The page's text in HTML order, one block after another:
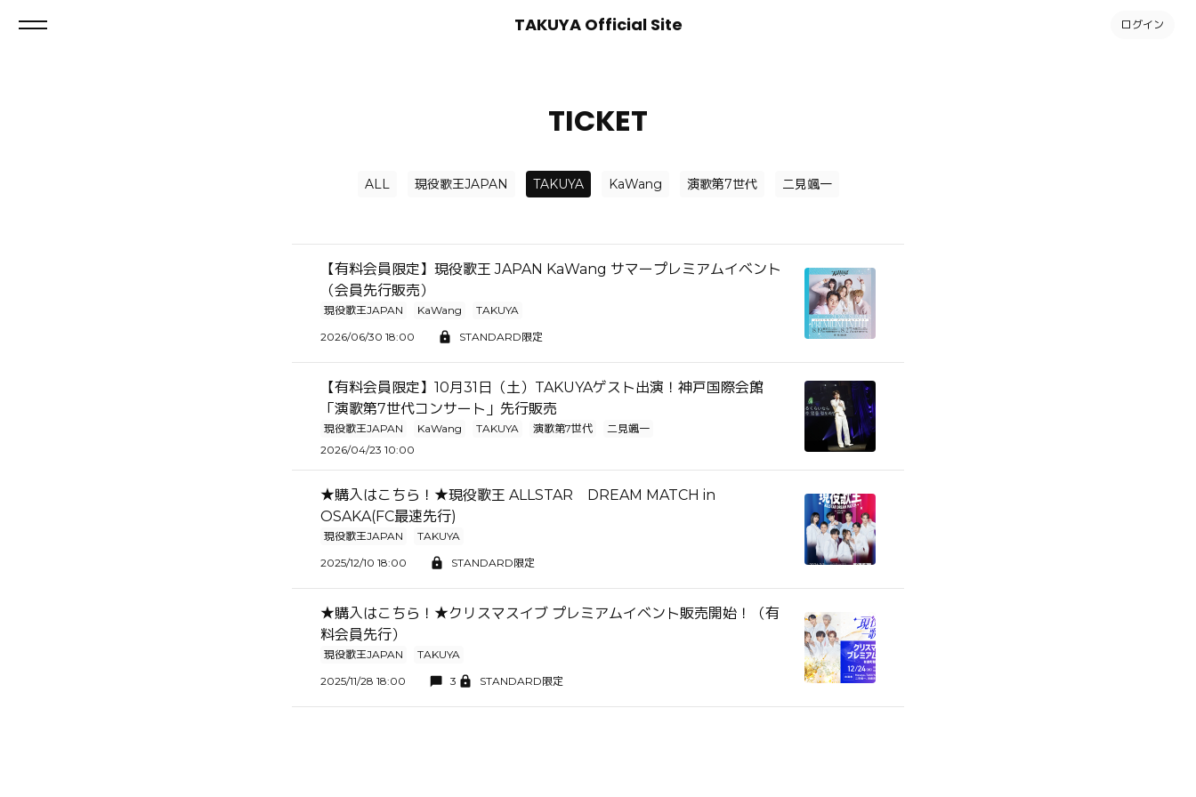
TAKUYA Official Site ログイン
TICKET
ALL 現役歌王JAPAN TAKUYA KaWang 演歌第7世代 二見颯一
【有料会員限定】現役歌王 JAPAN KaWang サマープレミアムイベント
（会員先行販売）
現役歌王JAPAN KaWang
TAKUYA
2026/06/30 18:00
STANDARD限定
【有料会員限定】10月31日（土）TAKUYAゲスト出演！神戸国際会館
「演歌第7世代コンサート」先行販売
現役歌王JAPAN KaWang TAKUYA 演歌第7世代
二見颯一
2026/04/23 10:00
★購入はこちら！★現役歌王 ALLSTAR DREAM MATCH in
OSAKA(FC最速先行)
現役歌王JAPAN
TAKUYA
2025/12/10 18:00
STANDARD限定
★購入はこちら！★クリスマスイブ プレミアムイベント販売開始！（有
料会員先行）
現役歌王JAPAN
TAKUYA
2025/11/28 18:00
3 STANDARD限定